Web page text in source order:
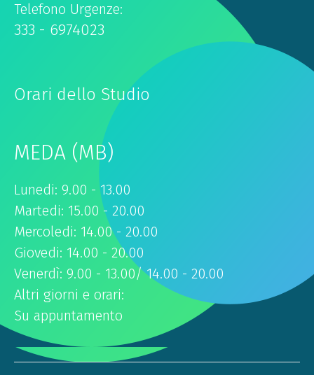
Telefono Urgenze:
333 - 6974023
Orari dello Studio
MEDA (MB)
Lunedi: 9.00 - 13.00
Martedi: 15.00 - 20.00
Mercoledi: 14.00 - 20.00
Giovedi: 14.00 - 20.00
Venerdì: 9.00 - 13.00/ 14.00 - 20.00
Altri giorni e orari:
Su appuntamento